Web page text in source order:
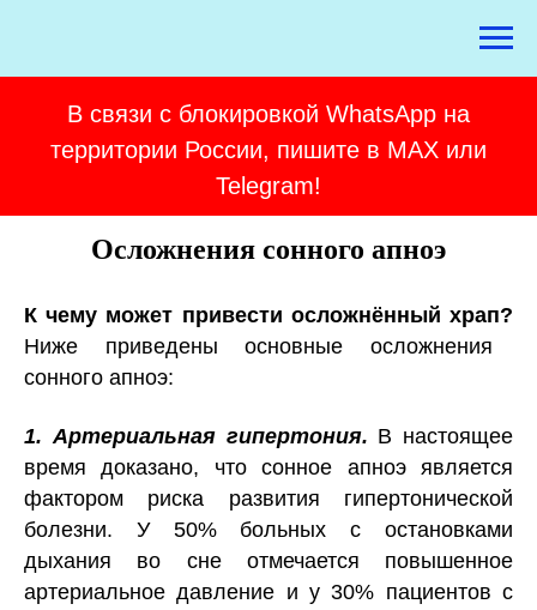
В связи с блокировкой WhatsApp на
территории России, пишите в MAX или
Telegram!
Осложнения сонного апноэ
К чему может привести осложнённый храп?
Ниже приведены основные осложнения
сонного апноэ:
1. Артериальная гипертония. В настоящее
время доказано, что сонное апноэ является
фактором риска развития гипертонической
болезни. У 50% больных с остановками
дыхания во сне отмечается повышенное
артериальное давление и у 30% пациентов с